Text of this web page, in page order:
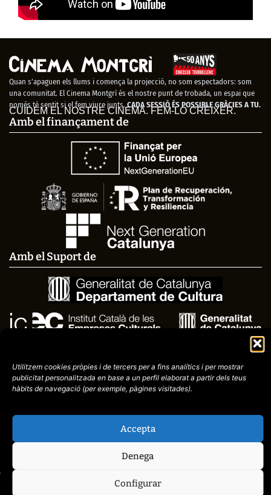
Utilitzem cookies pròpies i de tercers per a fins analítics i per mostrar
publicitatpersonalitzada en base a un perfil elaborat a partir dels teus
hàbits de navegació (perexemple, pàgines visitades).
Accepta
Denega
Configurar
Quan s’apaguen els llums i comença la projecció, no som espectadors: som
una comunitat. El Cinema Montgrí és el nostre punt de trobada, un espai que
només té sentit si el fem viure junts. CADA SESSIÓ ÉS POSSIBLE GRÀCIES A TU.
CUIDEM EL NOSTRE CINEMA. FEM-LO CRÉIXER.
Amb el finançament de
Amb el Suport de
placid.cat